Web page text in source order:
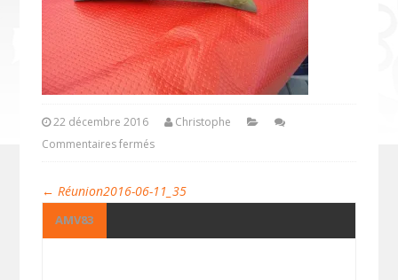
22 décembre 2016
Christophe
Commentaires fermés
← Réunion2016-06-11_35
AMV83